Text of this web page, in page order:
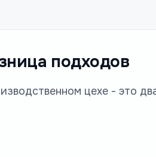
подходов
цехе - это